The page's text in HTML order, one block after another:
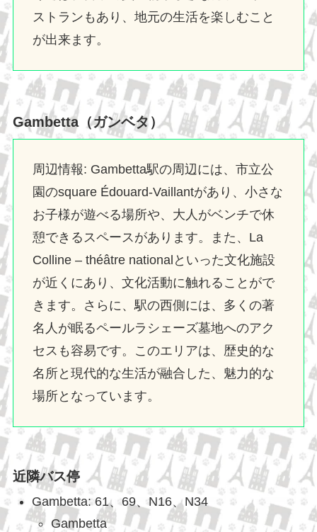
ストランもあり、地元の生活を楽しむこと
が出来ます。
Gambetta（ガンベタ）
周辺情報: Gambetta駅の周辺には、市立公
園のsquare Édouard-Vaillantがあり、小さな
お子様が遊べる場所や、大人がベンチで休
憩できるスペースがあります。また、La
Colline – théâtre nationalといった文化施設
が近くにあり、文化活動に触れることがで
きます。さらに、駅の西側には、多くの著
名人が眠るペールラシェーズ墓地へのアク
セスも容易です。このエリアは、歴史的な
名所と現代的な生活が融合した、魅力的な
場所となっています。
近隣バス停
Gambetta: 61、69、N16、N34
Gambetta